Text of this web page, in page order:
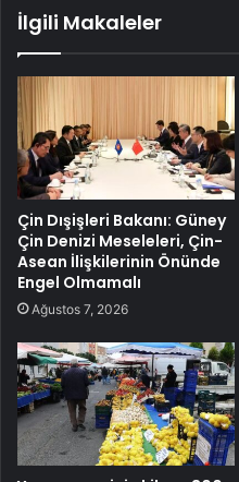
PİYASAYA BAKIŞ-
795
İlgili Makaleler